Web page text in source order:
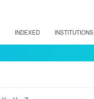
INDEXED INSTITUTIONS